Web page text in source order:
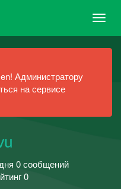
Администратору
на сервисе
0 сообщений
0